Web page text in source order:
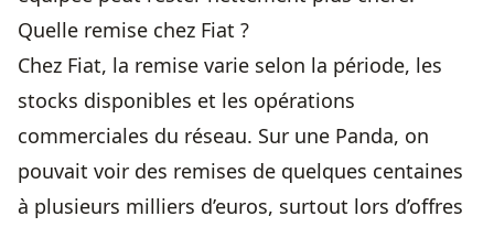
Quelle remise chez Fiat ?
Chez Fiat, la remise varie selon la période, les
stocks disponibles et les opérations
commerciales du réseau. Sur une Panda, on
pouvait voir des remises de quelques centaines
à plusieurs milliers d’euros, surtout lors d’offres